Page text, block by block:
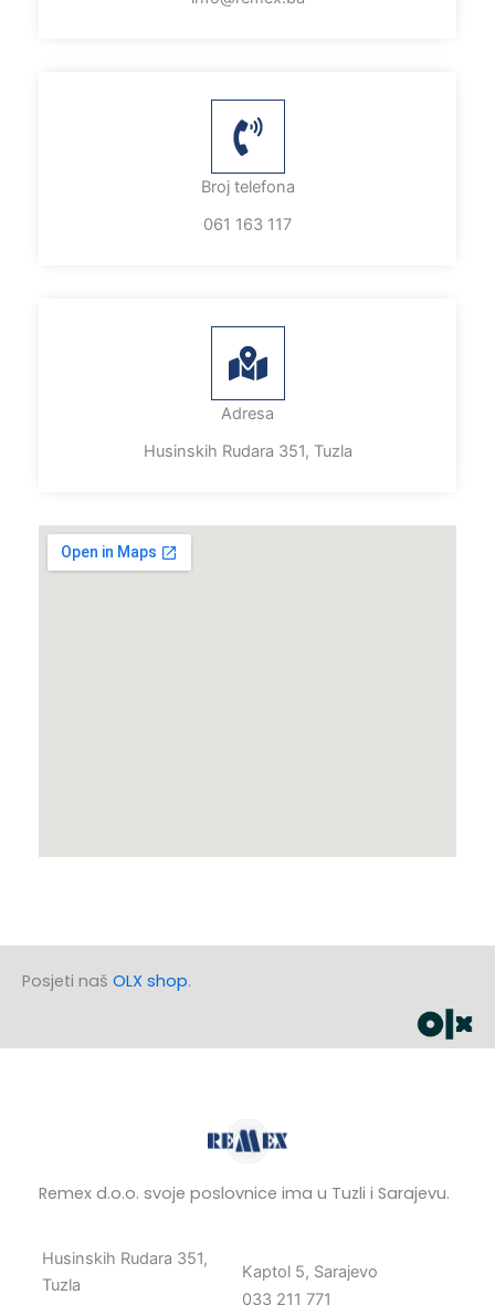
Broj telefona
061 163 117
Adresa
Husinskih Rudara 351, Tuzla
Posjeti naš OLX shop.
Remex d.o.o. svoje poslovnice ima u Tuzli i Sarajevu.
Husinskih Rudara 351,
Tuzla
Kaptol 5, Sarajevo
033 211 771